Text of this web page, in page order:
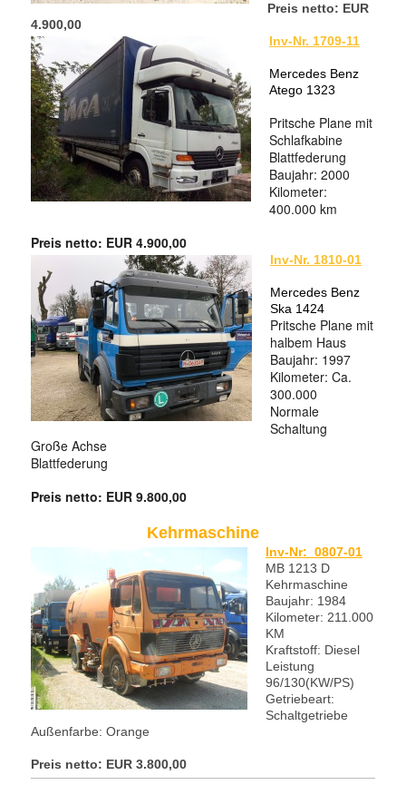
Preis netto: EUR
4.900,00
Inv-Nr. 1709-11
Mercedes Benz
Atego 1323
Pritsche Plane mit
Schlafkabine
Blattfederung
Baujahr: 2000
Kilometer:
400.000 km
Preis netto: EUR 4.900,00
Inv-Nr. 1810-01
Mercedes Benz
Ska 1424
Pritsche Plane mit
halbem Haus
Baujahr: 1997
Kilometer: Ca.
300.000
Normale
Schaltung
Große Achse
Blattfederung
Preis netto: EUR 9.800,00
Kehrmaschine
Inv-Nr: 0807-01
MB 1213 D
Kehrmaschine
Baujahr: 1984
Kilometer: 211.000
KM
Kraftstoff: Diesel
Leistung
96/130(KW/PS)
Getriebeart:
Schaltgetriebe
Außenfarbe: Orange
Preis netto: EUR 3.800,00